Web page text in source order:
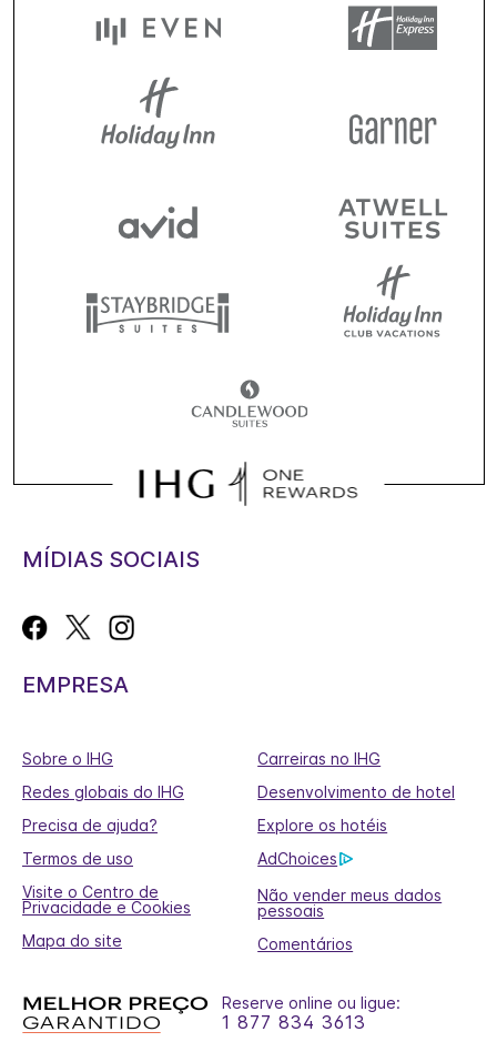
MÍDIAS SOCIAIS
EMPRESA
Sobre o IHG
Carreiras no IHG
Redes globais do IHG
Desenvolvimento de hotel
Precisa de ajuda?
Explore os hotéis
Termos de uso
AdChoices
Visite o Centro de
Privacidade e Cookies
Não vender meus dados
pessoais
Mapa do site
Comentários
Reserve online ou ligue:
1 877 834 3613